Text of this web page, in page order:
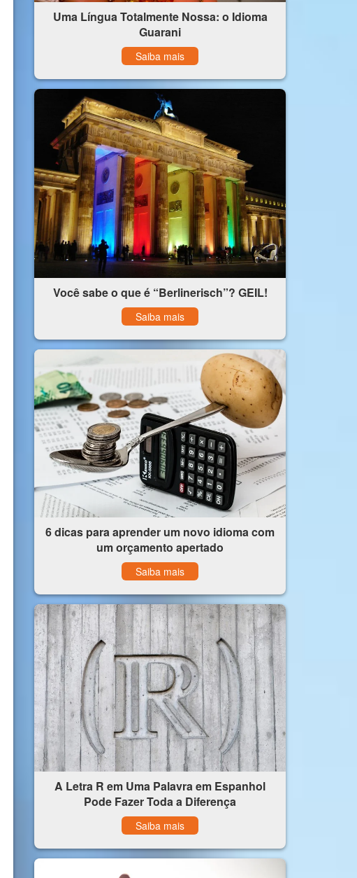
Uma Língua Totalmente Nossa: o Idioma
Guarani
Saiba mais
Você sabe o que é “Berlinerisch”? GEIL!
Saiba mais
6 dicas para aprender um novo idioma com
um orçamento apertado
Saiba mais
A Letra R em Uma Palavra em Espanhol
Pode Fazer Toda a Diferença
Saiba mais